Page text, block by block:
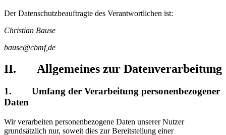
Der Datenschutzbeauftragte des Verantwortlichen ist:
Christian Bause
bause@cbmf,de
II. Allgemeines zur Datenverarbeitung
1. Umfang der Verarbeitung personenbezogener
Daten
Wir verarbeiten personenbezogene Daten unserer Nutzer
grundsätzlich nur, soweit dies zur Bereitstellung einer